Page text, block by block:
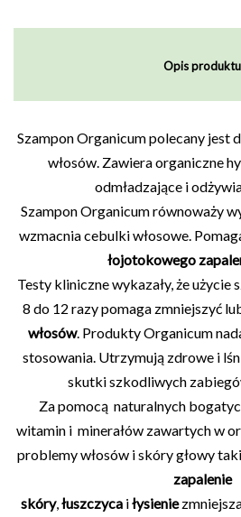
Opis produktu
Szampon Organicum polecany jest
włosów. Zawiera organiczne
odmładzające i
Szampon Organicum równoważy
wzmacnia cebulki włosowe.
łojotokowego
Testy kliniczne wykazały, że użycie
8 do 12 razy pomaga zmniejszyć
włosów. Produkty Organicum
stosowania. Utrzymują zdrowe i
skutki szkodliwych
Za pomocą naturalnych
witamin i minerałów zawartych w
problemy włosów i skóry głowy
zapalenie
skóry, łuszczycaiłysienie